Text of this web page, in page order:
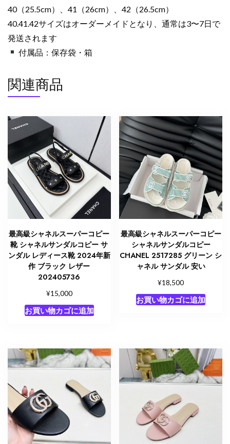
40（25.5cm）、41（26cm）、42（26.5cm）
40.41.42サイズはオーダーメイドとなり、通常は3〜7日で
発送されます
付属品：保存袋・箱
関連商品
最高級シャネルスーパーコピー
靴 シャネルサンダルコピー サ
ンダル レディース靴 2024年新
作 ブラック レザー
202405736
¥15,000
お買い物カゴに追加
最高級シャネルスーパーコピー
シャネルサンダルコピー
CHANEL 2517285 グリーン シ
ャネル サンダル 安い
¥18,500
お買い物カゴに追加